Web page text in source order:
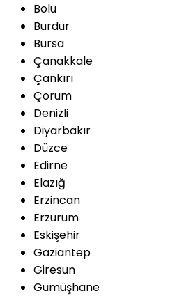
Bolu
Burdur
Bursa
Çanakkale
Çankırı
Çorum
Denizli
Diyarbakır
Düzce
Edirne
Elazığ
Erzincan
Erzurum
Eskişehir
Gaziantep
Giresun
Gümüşhane